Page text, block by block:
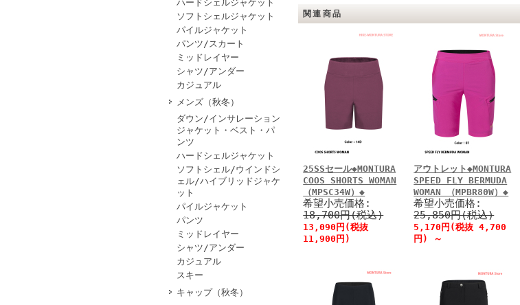
ハードシェルジャケット
ソフトシェルジャケット
パイルジャケット
パンツ/スカート
ミッドレイヤー
シャツ/アンダー
カジュアル
メンズ（秋冬）
ダウン/インサレーション
ジャケット・ベスト・パ
ンツ
ハードシェルジャケット
ソフトシェル/ウインドシ
ェル/ハイブリッドジャケ
ット
パイルジャケット
パンツ
ミッドレイヤー
シャツ/アンダー
カジュアル
スキー
キャップ（秋冬）
関連商品
25SSセール◆MONTURA
COOS SHORTS WOMAN
（MPSC34W）◆
希望小売価格:
18,700円(税込)
13,090円(税抜
11,900円)
アウトレット◆MONTURA
SPEED FLY BERMUDA
WOMAN （MPBR80W）◆
希望小売価格:
25,850円(税込)
5,170円(税抜 4,700
円)
～